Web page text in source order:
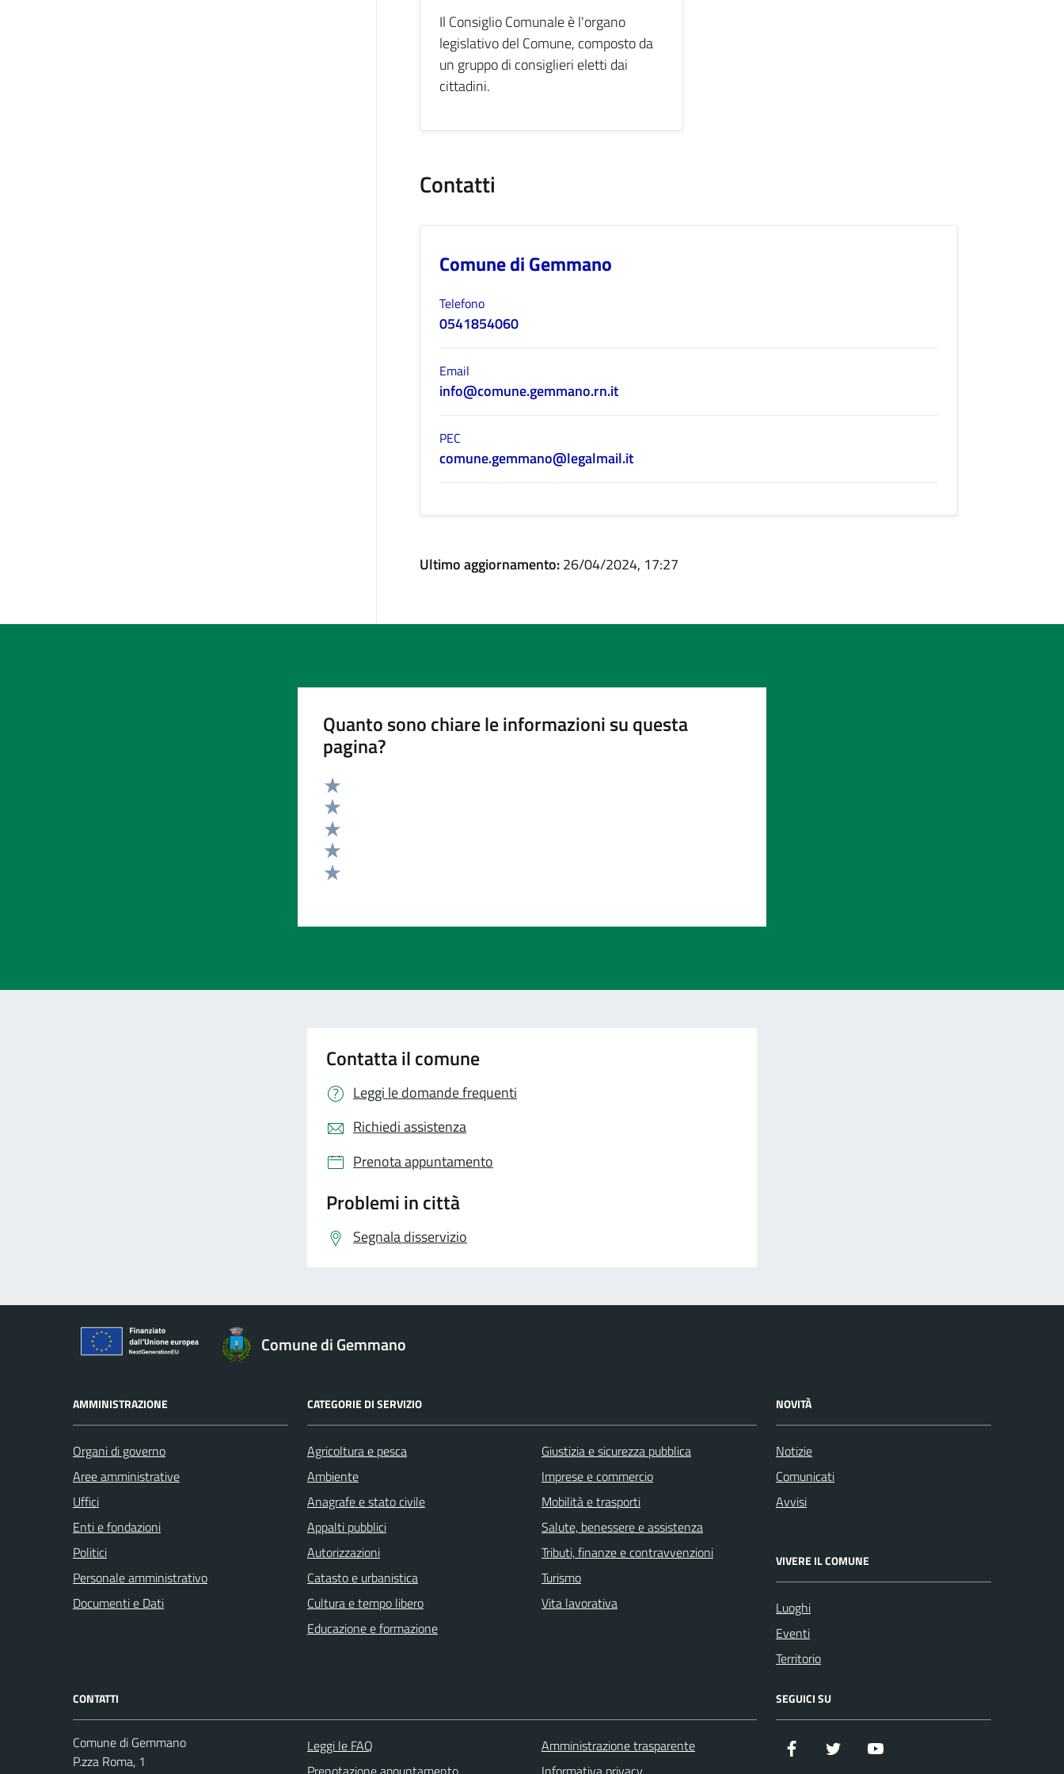
Il Consiglio Comunale è l'organo
legislativo del Comune, composto da
un gruppo di consiglieri eletti dai
cittadini.
Contatti
Comune di Gemmano
Telefono
0541854060
Email
info@comune.gemmano.rn.it
PEC
comune.gemmano@legalmail.it
Ultimo aggiornamento:26/04/2024, 17:27
Quanto sono chiare le informazioni su questa
pagina?
Valuta 5 stelle su 5
Valuta 4 stelle su 5
Valuta 3 stelle su 5
Valuta 2 stelle su 5
Contatta il comune
Leggi le domande frequenti
Richiedi assistenza
Prenota appuntamento
Problemi in città
Segnala disservizio
Comune di Gemmano
AMMINISTRAZIONE
Organi di governo
Aree amministrative
Uffici
Enti e fondazioni
Politici
Personale amministrativo
Documenti e Dati
CATEGORIE DI SERVIZIO
Agricoltura e pesca
Ambiente
Anagrafe e stato civile
Appalti pubblici
Autorizzazioni
Catasto e urbanistica
Cultura e tempo libero
Educazione e formazione
Giustizia e sicurezza pubblica
Imprese e commercio
Mobilità e trasporti
Salute, benessere e assistenza
Tributi, finanze e contravvenzioni
Turismo
Vita lavorativa
NOVITÀ
Notizie
Comunicati
Avvisi
VIVERE IL COMUNE
Luoghi
Eventi
Territorio
CONTATTI
Comune di Gemmano
P.zza Roma, 1
Leggi le FAQ
Amministrazione trasparente
SEGUICI SU
Facebook Twitter